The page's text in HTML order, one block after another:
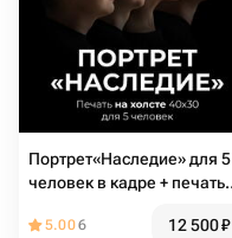
Портрет«Наследие» для 5
человек в кадре + печать
5.006 12 500₽